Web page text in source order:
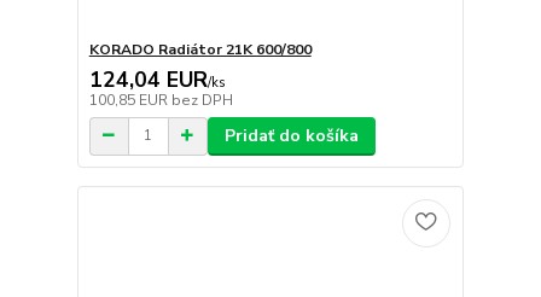
KORADO Radiátor 21K 600/800
124,04 EUR/ks
100,85 EUR bez DPH
Pridať do košíka